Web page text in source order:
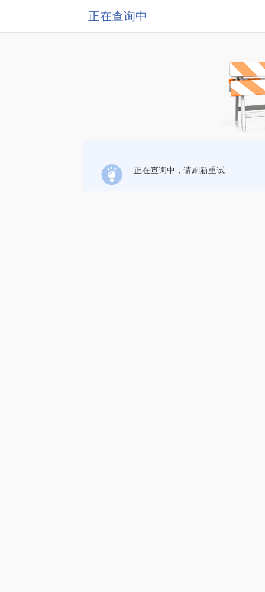
正在查询中
正在查询中，请刷新重试